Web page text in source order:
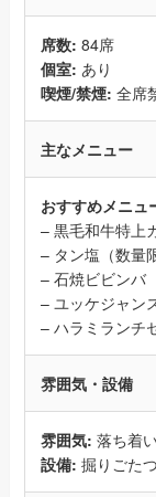
席数: 84席
個室: あり
喫煙/禁煙: 全席
主なメニュー
おすすめメニュ
– 黒毛和牛特上
– タン塩（数量
– 石焼ビビンバ
– ユッケジャン
– ハラミランチ
雰囲気・設備
雰囲気: 落ち着
設備: 掘りごた